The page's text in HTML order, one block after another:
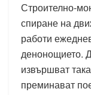
Строително-
спиране на
работи
денонощието.
извършват
преминават